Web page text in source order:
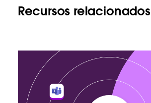
Recursos relacionados